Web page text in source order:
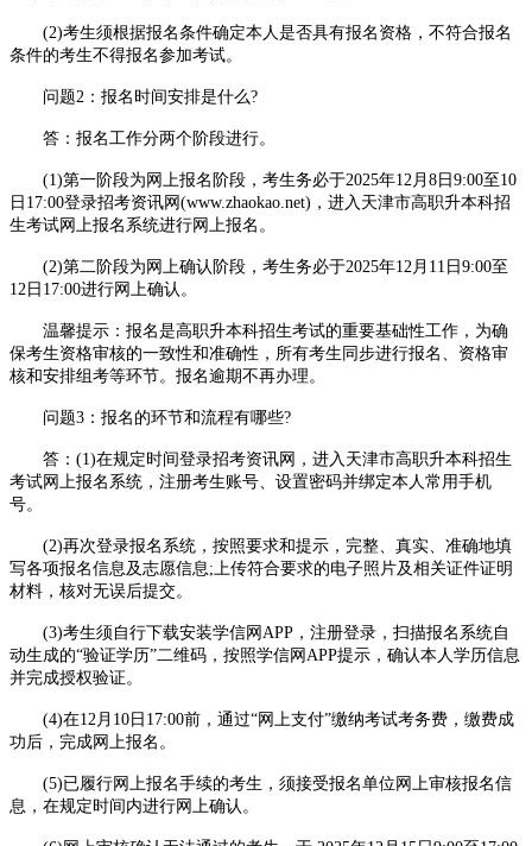
(2)考生须根据报名条件确定本人是否具有报名资格，不符合报名
条件的考生不得报名参加考试。
问题2：报名时间安排是什么?
答：报名工作分两个阶段进行。
(1)第一阶段为网上报名阶段，考生务必于2025年12月8日9:00至10
日17:00登录招考资讯网(www.zhaokao.net)，进入天津市高职升本科招
生考试网上报名系统进行网上报名。
(2)第二阶段为网上确认阶段，考生务必于2025年12月11日9:00至
12日17:00进行网上确认。
温馨提示：报名是高职升本科招生考试的重要基础性工作，为确
保考生资格审核的一致性和准确性，所有考生同步进行报名、资格审
核和安排组考等环节。报名逾期不再办理。
问题3：报名的环节和流程有哪些?
答：(1)在规定时间登录招考资讯网，进入天津市高职升本科招生
考试网上报名系统，注册考生账号、设置密码并绑定本人常用手机
号。
(2)再次登录报名系统，按照要求和提示，完整、真实、准确地填
写各项报名信息及志愿信息;上传符合要求的电子照片及相关证件证明
材料，核对无误后提交。
(3)考生须自行下载安装学信网APP，注册登录，扫描报名系统自
动生成的“验证学历”二维码，按照学信网APP提示，确认本人学历信息
并完成授权验证。
(4)在12月10日17:00前，通过“网上支付”缴纳考试考务费，缴费成
功后，完成网上报名。
(5)已履行网上报名手续的考生，须接受报名单位网上审核报名信
息，在规定时间内进行网上确认。